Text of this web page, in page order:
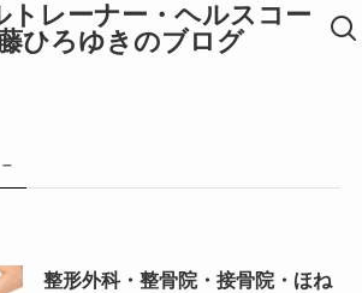
トレーナー・ヘルスコー
ひろゆきのブログ
整形外科・整骨院・接骨院・ほね